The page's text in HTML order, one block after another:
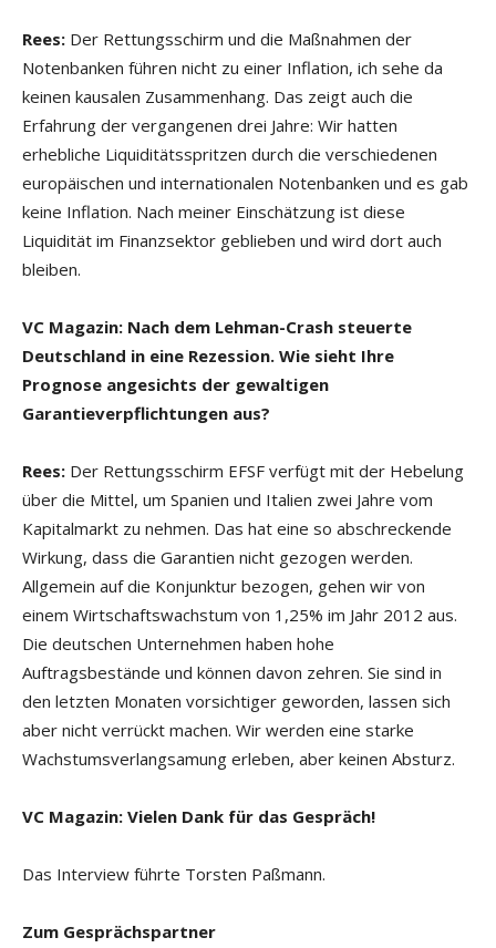
Rees: Der Rettungsschirm und die Maßnahmen der
Notenbanken führen nicht zu einer Inflation, ich sehe da
keinen kausalen Zusammenhang. Das zeigt auch die
Erfahrung der vergangenen drei Jahre: Wir hatten
erhebliche Liquiditätsspritzen durch die verschiedenen
europäischen und internationalen Notenbanken und es gab
keine Inflation. Nach meiner Einschätzung ist diese
Liquidität im Finanzsektor geblieben und wird dort auch
bleiben.
VC Magazin: Nach dem Lehman-Crash steuerte
Deutschland in eine Rezession. Wie sieht Ihre
Prognose angesichts der gewaltigen
Garantieverpflichtungen aus?
Rees: Der Rettungsschirm EFSF verfügt mit der Hebelung
über die Mittel, um Spanien und Italien zwei Jahre vom
Kapitalmarkt zu nehmen. Das hat eine so abschreckende
Wirkung, dass die Garantien nicht gezogen werden.
Allgemein auf die Konjunktur bezogen, gehen wir von
einem Wirtschaftswachstum von 1,25% im Jahr 2012 aus.
Die deutschen Unternehmen haben hohe
Auftragsbestände und können davon zehren. Sie sind in
den letzten Monaten vorsichtiger geworden, lassen sich
aber nicht verrückt machen. Wir werden eine starke
Wachstumsverlangsamung erleben, aber keinen Absturz.
VC Magazin: Vielen Dank für das Gespräch!
Das Interview führte Torsten Paßmann.
Zum Gesprächspartner